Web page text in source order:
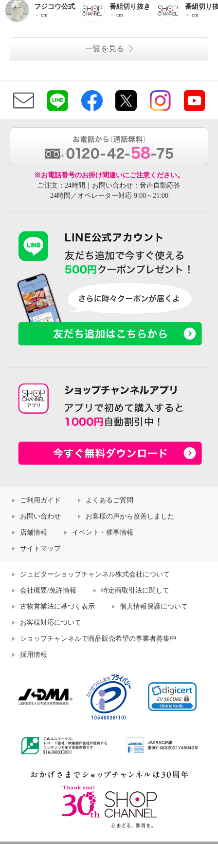
フジコウ公式
－ cm
番組切り抜き
－ cm
番組切り
－ cm
一覧を見る
※お電話番号のお掛け間違いにご注意ください。
ご注文：24時間｜お問い合わせ：音声自動応答
24時間／オペレーター対応 9:00～21:00
ご利用ガイド よくあるご質問
お問い合わせ お客様の声から改善しました
店舗情報 イベント・催事情報
サイトマップ
ジュピターショップチャンネル株式会社について
会社概要/免許情報 特定商取引法に関して
古物営業法に基づく表示 個人情報保護について
お客様対応について
ショップチャンネルで商品販売希望の事業者募集中
採用情報